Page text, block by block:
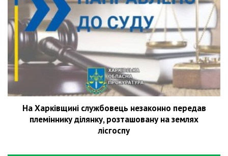
На Харківщині службовець незаконно передав
племіннику ділянку, розташовану на землях
лісгоспу